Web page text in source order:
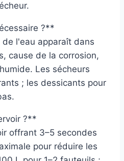
?**
l'eau apparaît dans
cause de la corrosion,
Les sécheurs
; les dessicants pour
?**
offrant 3–5 secondes
pour réduire les